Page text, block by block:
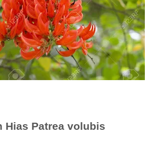
Hias Patrea volubis